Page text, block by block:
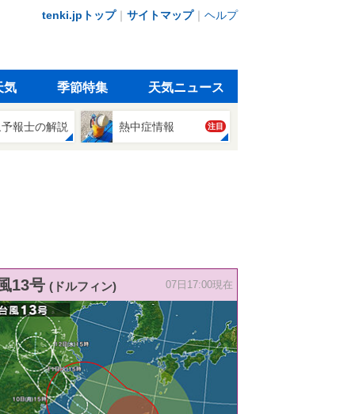
tenki.jpトップ｜ サイトマップ｜ ヘルプ
気 季節特集 天気ニュース
報士の解説 熱中症情報 注目
13号 (ドルフィン) 07日17:00現在